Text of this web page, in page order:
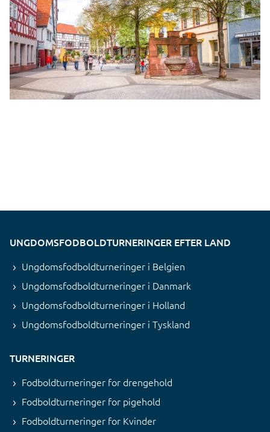
UNGDOMSFODBOLDTURNERINGER EFTER LAND
Ungdomsfodboldturneringer i Belgien
Ungdomsfodboldturneringer i Danmark
Ungdomsfodboldturneringer i Holland
Ungdomsfodboldturneringer i Tyskland
TURNERINGER
Fodboldturneringer for drengehold
Fodboldturneringer for pigehold
Fodboldturneringer for Kvinder